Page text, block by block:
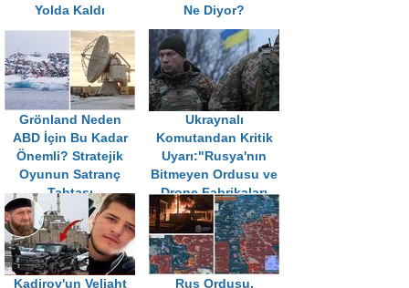
Yolda Kaldı Ne Diyor?
Grönland Neden
ABD İçin Bu Kadar
Önemli? Stratejik
Oyunun Satranç
Tahtası
Ukraynalı
Komutandan Kritik
Uyarı:"Rusya'nın
Bitmeyen Ordusu ve
Drone Fabrikaları
Var"
Kadirov'un Veliaht
Rus Ordusu,